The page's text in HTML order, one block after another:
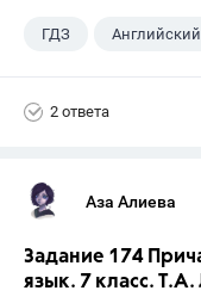
ГДЗ
2 ответа
Аза Алиева
Задание 174
язык. 7 класс.